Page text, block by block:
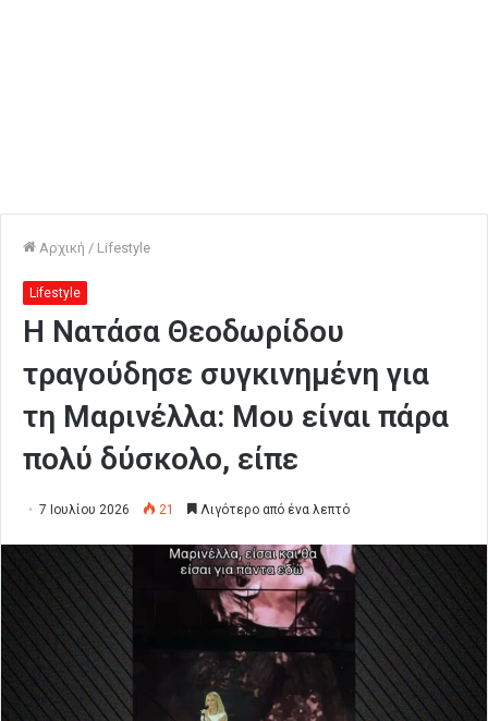
Αρχική / Lifestyle
Lifestyle
Η Νατάσα Θεοδωρίδου
τραγούδησε συγκινημένη για
τη Μαρινέλλα: Μου είναι πάρα
πολύ δύσκολο, είπε
7 Ιουλίου 2026 21 Λιγότερο από ένα λεπτό